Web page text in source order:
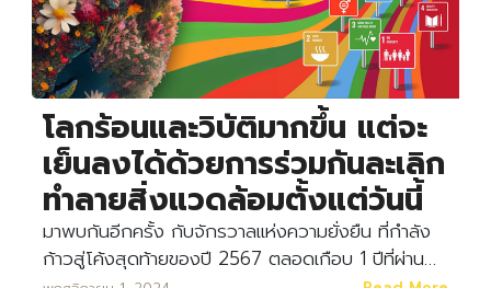
โลกร้อนและวิบัติมากขึ้น แต่จะ
เย็นลงได้ด้วยการร่วมกันละเลิก
ทำลายสิ่งแวดล้อมตั้งแต่วันนี้
มาพบกันอีกครั้ง กับจักรวาลแห่งความยั่งยืน ที่กำลัง
ก้าวสู่โค้งสุดท้ายของปี 2567 ตลอดเกือบ 1 ปีที่ผ่าน…